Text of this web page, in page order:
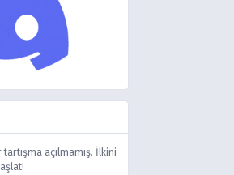
açılmamış. İlkini